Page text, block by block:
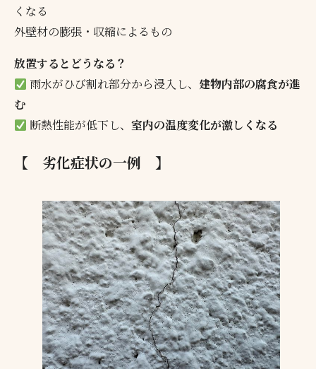
くなる
外壁材の膨張・収縮によるもの
放置するとどうなる？
雨水がひび割れ部分から浸入し、 建物内部の腐食が進
む
断熱性能が低下し、室内の温度変化が激しくなる
【 劣化症状の一例 】